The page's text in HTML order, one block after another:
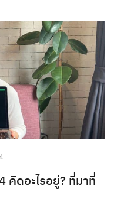
คิดอะไรอยู่? ที่มาที่